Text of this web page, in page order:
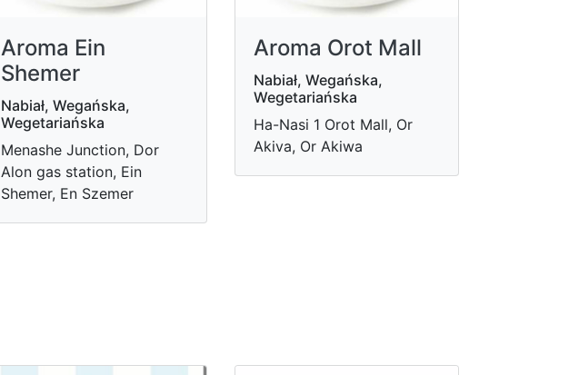
Aroma Ein
Shemer
Nabiał, Wegańska,
Wegetariańska
Menashe Junction, Dor
Alon gas station, Ein
Shemer, En Szemer
Aroma Orot Mall
Nabiał, Wegańska,
Wegetariańska
Ha-Nasi 1 Orot Mall, Or
Akiva, Or Akiwa